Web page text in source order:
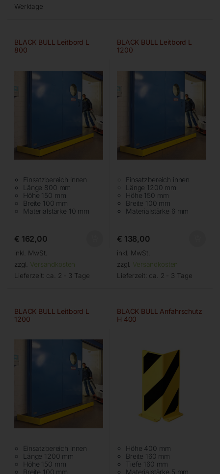
Werktage
BLACK BULL Leitbord L
800
Einsatzbereich innen
Länge 800 mm
Höhe 150 mm
Breite 100 mm
Materialstärke 10 mm
€ 162,00
inkl. MwSt.
zzgl. Versandkosten
Lieferzeit: ca. 2 - 3 Tage
BLACK BULL Leitbord L
1200
Einsatzbereich innen
Länge 1200 mm
Höhe 150 mm
Breite 100 mm
Materialstärke 6 mm
€ 138,00
inkl. MwSt.
zzgl. Versandkosten
Lieferzeit: ca. 2 - 3 Tage
BLACK BULL Leitbord L
1200
Einsatzbereich innen
Länge 1200 mm
Höhe 150 mm
Breite 100 mm
BLACK BULL Anfahrschutz
H 400
Höhe 400 mm
Breite 160 mm
Tiefe 160 mm
Materialstärke 5 mm